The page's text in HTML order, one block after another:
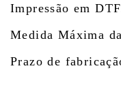
Impressão em
Medida Máxima
Prazo de